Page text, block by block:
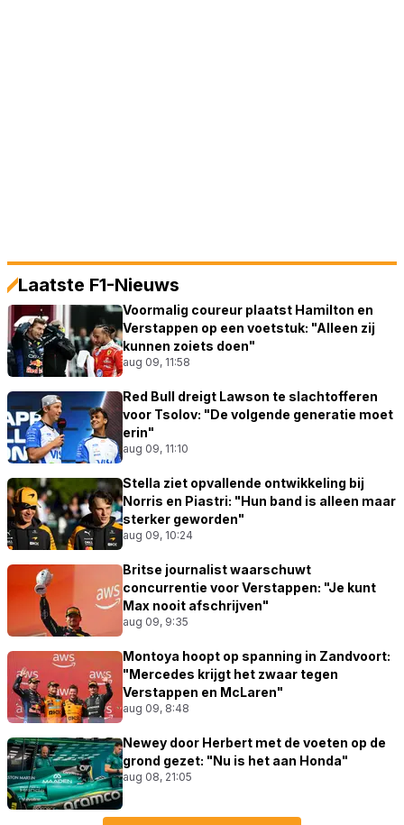
Laatste F1-Nieuws
Voormalig coureur plaatst Hamilton en
Verstappen op een voetstuk: "Alleen zij
kunnen zoiets doen"
aug 09, 11:58
Red Bull dreigt Lawson te slachtofferen
voor Tsolov: "De volgende generatie moet
erin"
aug 09, 11:10
Stella ziet opvallende ontwikkeling bij
Norris en Piastri: "Hun band is alleen maar
sterker geworden"
aug 09, 10:24
Britse journalist waarschuwt
concurrentie voor Verstappen: "Je kunt
Max nooit afschrijven"
aug 09, 9:35
Montoya hoopt op spanning in Zandvoort:
"Mercedes krijgt het zwaar tegen
Verstappen en McLaren"
aug 09, 8:48
Newey door Herbert met de voeten op de
grond gezet: "Nu is het aan Honda"
aug 08, 21:05